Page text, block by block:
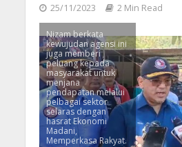
25/11/2023 2 Min Read
Nizam berkata
kewujudan agensi ini
juga memberi
peluang kepada
masyarakat untuk
menjana
pendapatan melalui
pelbagai sektor
selaras dengan
hasrat Ekonomi
Madani,
Memperkasa Rakyat.